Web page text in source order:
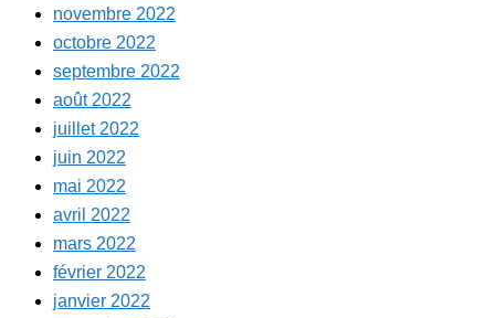
novembre 2022
octobre 2022
septembre 2022
août 2022
juillet 2022
juin 2022
mai 2022
avril 2022
mars 2022
février 2022
janvier 2022